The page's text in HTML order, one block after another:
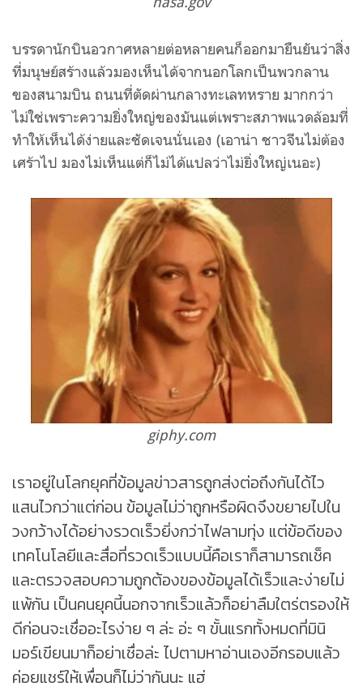
บรรดานักบินอวกาศหลายต่อหลายคนก็ออกมายืนยันว่าสิ่ง
ที่มนุษย์สร้างแล้วมองเห็นได้จากนอกโลกเป็นพวกลาน
ของสนามบิน ถนนที่ตัดผ่านกลางทะเลทหราย มากกว่า
ไม่ใช่เพราะความยิ่งใหญ่ของมันแต่เพราะสภาพแวดล้อมที่
ทำให้เห็นได้ง่ายและชัดเจนนั่นเอง (เอาน่า ชาวจีนไม่ต้อง
เศร้าไป มองไม่เห็นแต่ก็ไม่ได้แปลว่าไม่ยิ่งใหญ่เนอะ)
giphy.com
เราอยู่ในโลกยุคที่ข้อมูลข่าวสารถูกส่งต่อถึงกันได้ไว
แสนไวกว่าแต่ก่อน ข้อมูลไม่ว่าถูกหรือผิดจึงขยายไปใน
วงกว้างได้อย่างรวดเร็วยิ่งกว่าไฟลามทุ่ง แต่ข้อดีของ
เทคโนโลยีและสื่อที่รวดเร็วแบบนี้คือเราก็สามารถเช็ค
และตรวจสอบความถูกต้องของข้อมูลได้เร็วและง่ายไม่
แพ้กัน เป็นคนยุคนี้นอกจากเร็วแล้วก็อย่าลืมใตร่ตรองให้
ดีก่อนจะเชื่ออะไรง่าย ๆ ล่ะ อ่ะ ๆ ขั้นแรกทั้งหมดที่มินิ
มอร์เขียนมาก็อย่าเชื่อล่ะ ไปตามหาอ่านเองอีกรอบแล้ว
ค่อยแชร์ให้เพื่อนก็ไม่ว่ากันนะ แฮ่